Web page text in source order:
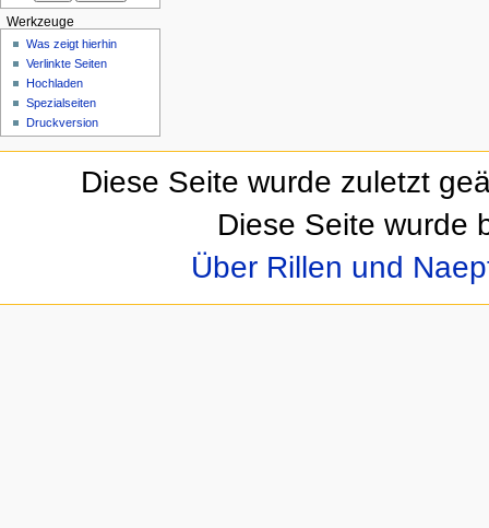
Werkzeuge
Was zeigt hierhin
Verlinkte Seiten
Hochladen
Spezialseiten
Druckversion
Diese Seite wurde zuletzt
Diese Seite wurde
Über Rillen und